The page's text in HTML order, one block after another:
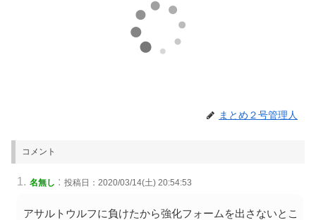
まとめ２号管理人
コメント
名無し : 投稿日：2020/03/14(土) 20:54:53
アサルトウルフに負けたから強化フォームを出さないとこ